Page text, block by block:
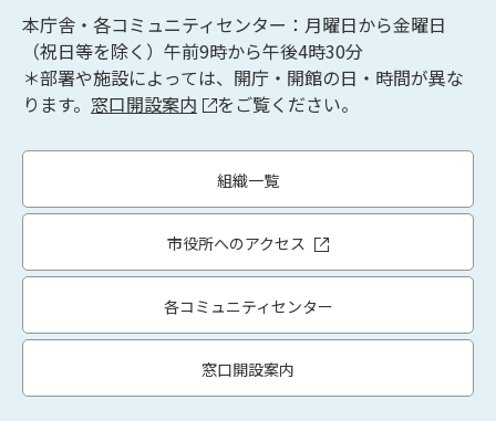
本庁舎・各コミュニティセンター：月曜日から金曜日
（祝日等を除く）午前9時から午後4時30分
＊部署や施設によっては、開庁・開館の日・時間が異な
ります。 窓口開設案内 をご覧ください。
組織一覧
市役所へのアクセス
各コミュニティセンター
窓口開設案内